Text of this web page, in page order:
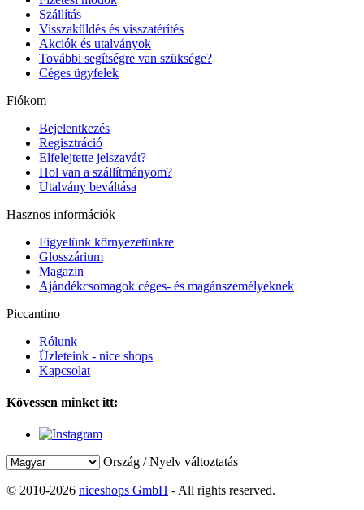
Szállítás
Visszaküldés és visszatérítés
Akciók és utalványok
További segítségre van szüksége?
Céges ügyfelek
Fiókom
Bejelentkezés
Regisztráció
Elfelejtette jelszavát?
Hol van a szállítmányom?
Utalvány beváltása
Hasznos információk
Figyelünk környezetünkre
Glosszárium
Magazin
Ajándékcsomagok céges- és magánszemélyeknek
Piccantino
Rólunk
Üzleteink - nice shops
Kapcsolat
Kövessen minket itt:
Ország / Nyelv változtatás
© 2010-2026 niceshops GmbH - All rights reserved.